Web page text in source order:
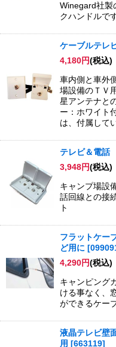
Winegard社製
クハンドルです
ケーブルテレ
4,180円(税込)
車内側と車外
場設備のＴＶ
星アンテナと
ー：ホワイト
は、付属して
テレビ＆電話
3,948円(税込)
キャンプ場設
話回線との接
ト
フラットケー
ど用に [
4,290円(税込)
キャンピング
ける事なく、
ができるケー
液晶テレビ壁
用 [663119]